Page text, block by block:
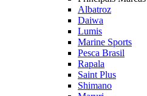
Albatroz
Daiwa
Lumis
Marine Sports
Pesca Brasil
Rapala
Saint Plus
Shimano